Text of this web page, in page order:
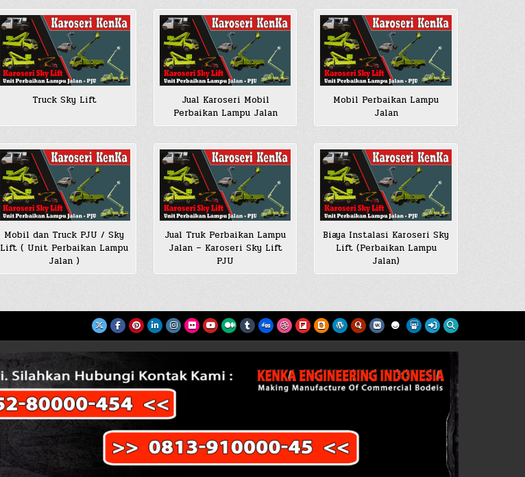
Truck Sky Lift
Jual Karoseri Mobil
Perbaikan Lampu Jalan
Mobil Perbaikan Lampu
Jalan
Mobil dan Truck PJU / Sky
Lift ( Unit Perbaikan Lampu
Jalan )
Jual Truk Perbaikan Lampu
Jalan – Karoseri Sky Lift
PJU
Biaya Instalasi Karoseri Sky
Lift (Perbaikan Lampu
Jalan)